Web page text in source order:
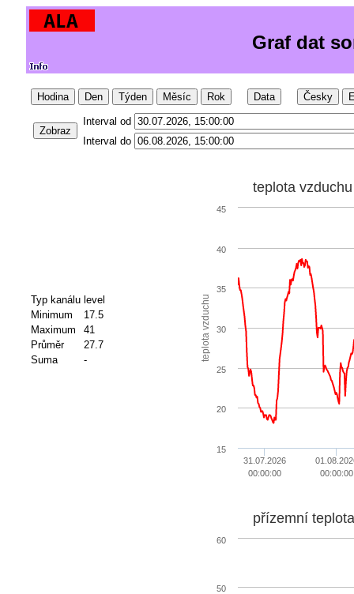
Graf dat
Hodina Den Týden Měsíc Rok Data Česky
Zobraz
Interval od
Interval do
Typ kanálu level
Minimum
17.5
Maximum
41
Průměr
27.7
Suma
- teplota vzduchu
teplota vzduchu
31.07.2026
00:00:00
00:00:00
15
20
25
30
35
40
45
přízemní
50
60